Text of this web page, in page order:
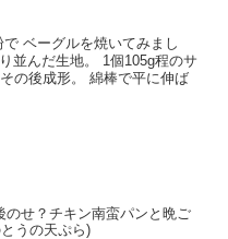
ベーグルを焼いてみまし
並んだ生地。 1個105g程のサ
の後成形。 綿棒で平に伸ば
のせ？チキン南蛮パンと晩ご
うの天ぷら)